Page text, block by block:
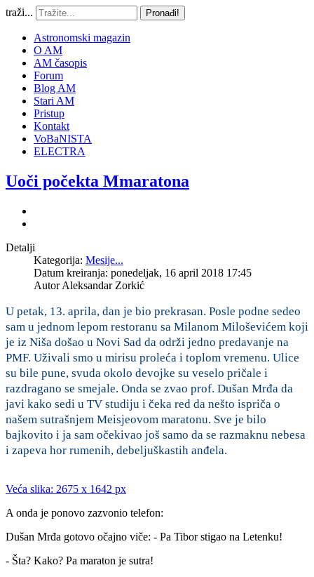
traži... Pronađi!
Astronomski magazin
O AM
AM časopis
Forum
Blog AM
Stari AM
Pristup
Kontakt
VoBaNISTA
ELECTRA
Uoči počekta Mmaratona
Detalji
Kategorija: Mesije...
Datum kreiranja: ponedeljak, 16 april 2018 17:45
AutorAleksandar Zorkić
U petak, 13. aprila, dan je bio prekrasan. Posle podne sedeo
sam u jednom lepom restoranu sa Milanom Miloševićem koji
je iz Niša došao u Novi Sad da održi jedno predavanje na
PMF. Uživali smo u mirisu proleća i toplom vremenu. Ulice
su bile pune, svuda okolo devojke su veselo pričale i
razdragano se smejale. Onda se zvao prof. Dušan Mrđa da
javi kako sedi u TV studiju i čeka red da nešto ispriča o
našem sutrašnjem Meisjeovom maratonu. Sve je bilo
bajkovito i ja sam očekivao još samo da se razmaknu nebesa
i zapeva hor rumenih, debeljuškastih anđela.
Veća slika: 2675 x 1642 px
A onda je ponovo zazvonio telefon:
Dušan Mrđa gotovo očajno viče: - Pa Tibor stigao na Letenku!
- Šta? Kako? Pa maraton je sutra!